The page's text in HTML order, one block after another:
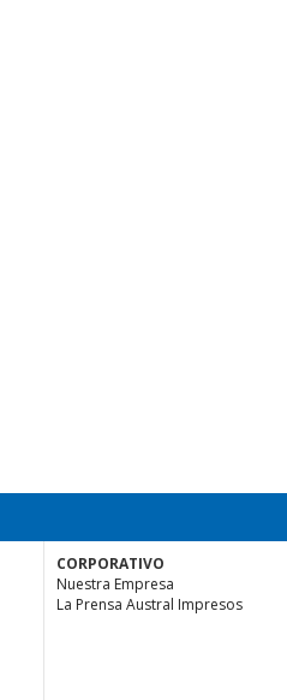
CORPORATIVO
Nuestra Empresa
La Prensa Austral Impresos